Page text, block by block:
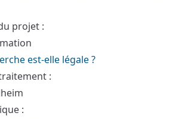
projet :
est-elle légale ?
:
: